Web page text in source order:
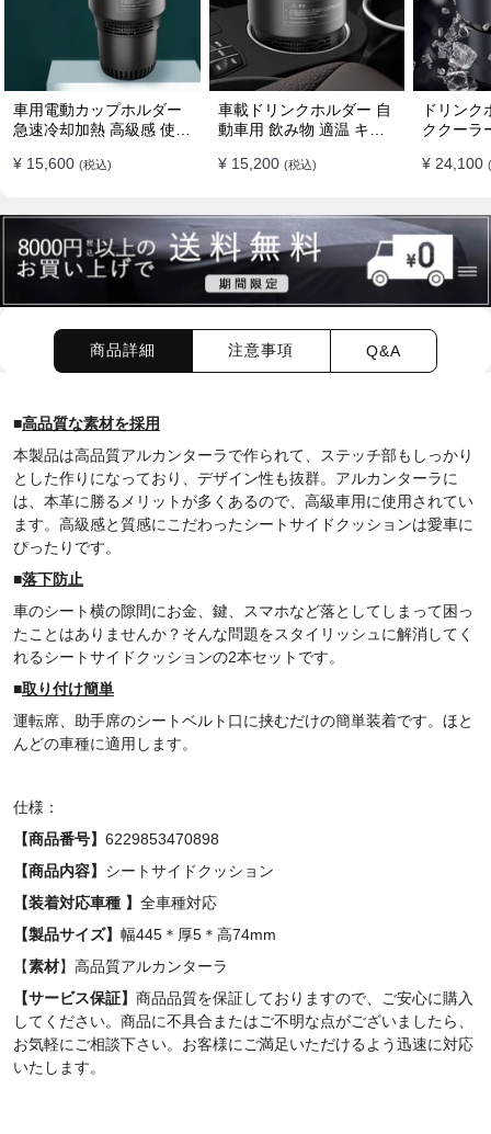
車用電動カップホルダー
急速冷却加熱 高級感 使い
¥ 15,600 (税込)
車載ドリンクホルダー 自
動車用 飲み物 適温 キー
¥ 15,200 (税込)
ドリンク
ククーラ
¥ 24,100
商品詳細 注意事項 Q&A
■高品質な素材を採用
本製品は高品質アルカンターラで作られて、ステッチ部もしっかり
とした作りになっており、デザイン性も抜群。アルカンターラに
は、本革に勝るメリットが多くあるので、高級車用に使用されてい
ます。高級感と質感にこだわったシートサイドクッションは愛車に
ぴったりです。
■落下防止
車のシート横の隙間にお金、鍵、スマホなど落としてしまって困っ
たことはありませんか？そんな問題をスタイリッシュに解消してく
れるシートサイドクッションの2本セットです。
■取り付け簡単
運転席、助手席のシートベルト口に挟むだけの簡単装着です。ほと
んどの車種に適用します。
仕様：
【商品番号】 6229853470898
【商品内容】 シートサイドクッション
【装着対応車種 】 全車種対応
【製品サイズ】 幅445＊厚5＊高74mm
【素材】高品質アルカンターラ
【サービス保証】 商品品質を保証しておりますので、ご安心に購入
してください。商品に不具合またはご不明な点がございましたら、
お気軽にご相談下さい。お客様にご満足いただけるよう迅速に対応
いたします。